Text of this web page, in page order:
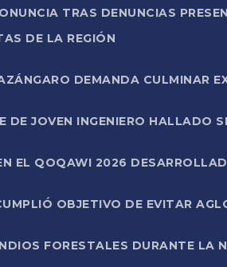
TRAS DENUNCIAS
DE LA REGIÓN
DEMANDA CULMINAR
DE JOVEN INGENIERO HALLADO
EL QOQAWI 2026
OBJETIVO DE EVITAR
FORESTALES DURANTE LA